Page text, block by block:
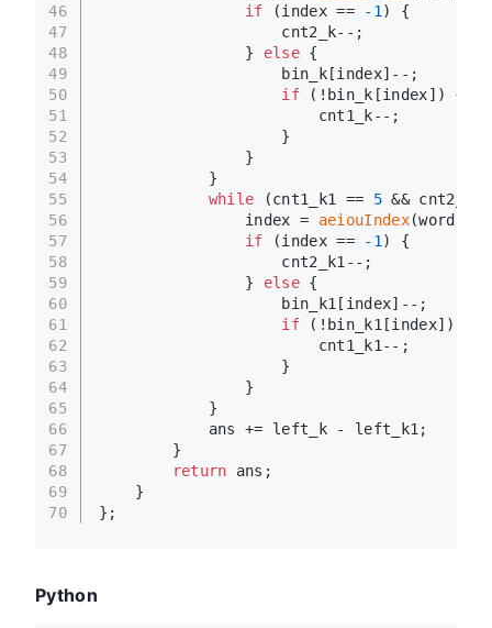
46
47
48
49
50
51
52
53
54
55
56
57
58
59
60
61
62
63
64
65
66
67
68
69
70
if (index == -1 ) {
                    cnt2_k--;
                }
else {
                    bin_k[index]--;
if (!bin_k[index]) {
                        cnt1_k--;
                    }
                }
            }
while (cnt1_k1 == 5 &&
                index =
aeiouIndex
if (index == -1 ) {
                    cnt2_k1--;
                }
else {
                    bin_k1[index]--;
if (!bin_k1[index]) {
                        cnt1_k1--;
                    }
                }
            }
            ans += left_k - left_k1;
        }
return ans;
    }
};
Python